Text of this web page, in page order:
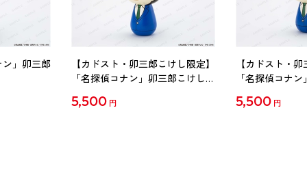
」卯三郎
【カドスト・卯三郎こけし限定】
「名探偵コナン」卯三郎こけし
5,500 円
【カドスト・
「名探偵コナ
5,500 円